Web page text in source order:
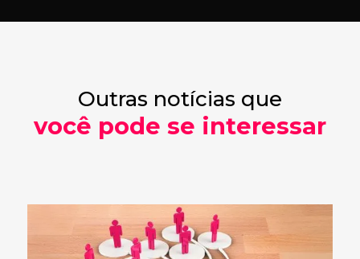
Outras notícias que
você pode se interessar